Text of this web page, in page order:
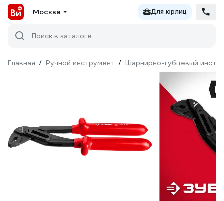
Москва Для юрлиц
Поиск в каталоге
Главная / Ручной инструмент / Шарнирно-губцевый